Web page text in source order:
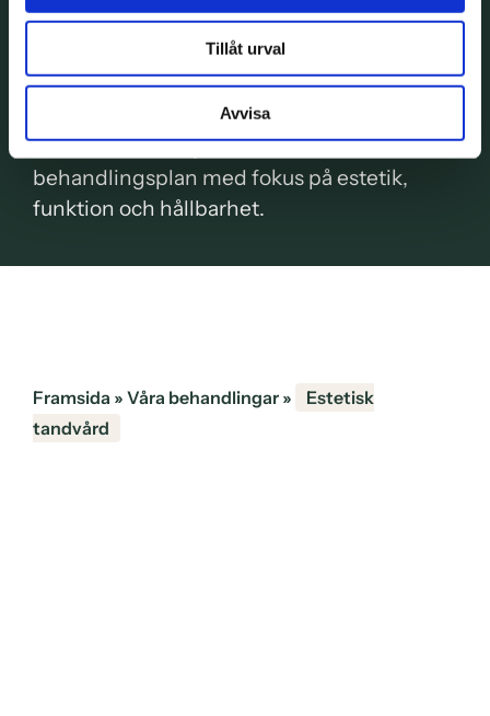
Tillåt urval
Avvisa
Estetisk tandvård
Tillsammans skapar vi en individuell
behandlingsplan med fokus på estetik,
funktion och hållbarhet.
Framsida » Våra behandlingar»
Estetisk
tandvård